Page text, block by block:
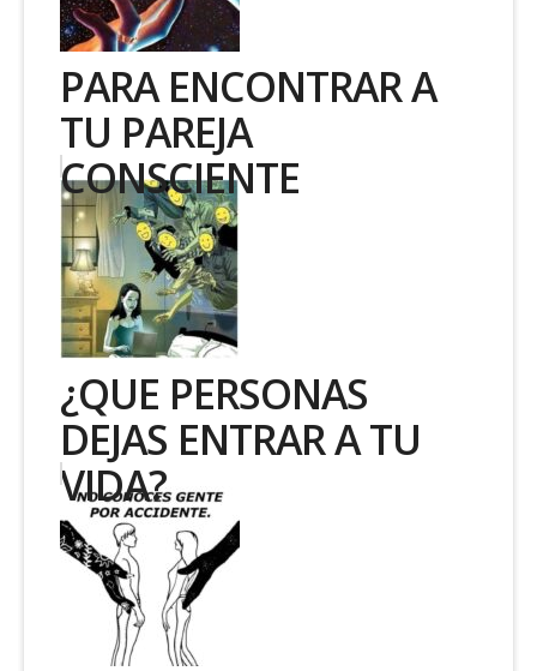
PARA ENCONTRAR A
TU PAREJA
CONSCIENTE
¿QUE PERSONAS
DEJAS ENTRAR A TU
VIDA?